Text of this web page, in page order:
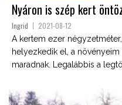
Nyáron is szép kert
Ingrid 2021-08-12
A kertem ezer
helyezkedik el, a
maradnak. Legalábbis a